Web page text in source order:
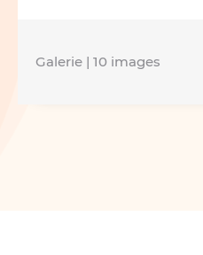
Galerie | 10 images